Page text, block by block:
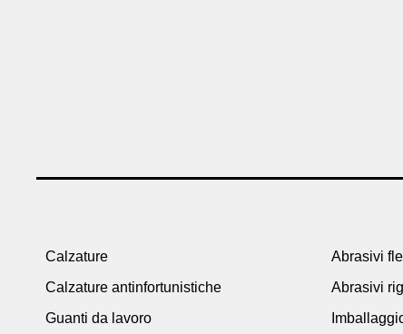
Calzature
Calzature antinfortunistiche
Guanti da lavoro
Abrasivi
Abrasivi